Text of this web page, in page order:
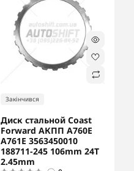
Закінчився
Диск стальной Coast
Forward АКПП A760E
A761E 3563450010
188711-245 106mm 24T
2.45mm